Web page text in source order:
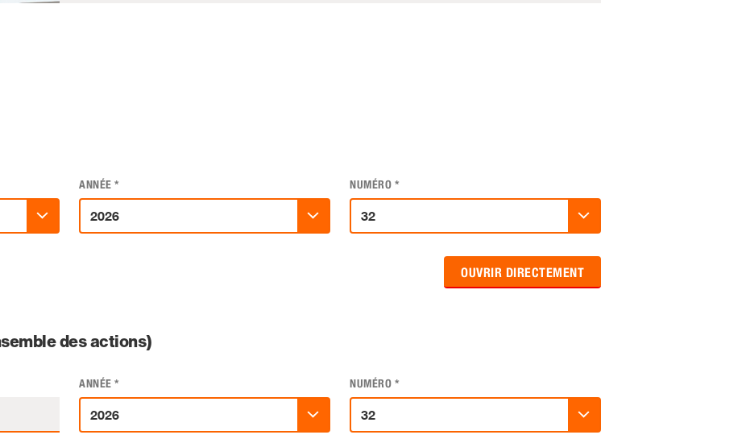
ANNÉE * NUMÉRO *
OUVRIR DIRECTEMENT
des actions)
ANNÉE * NUMÉRO *